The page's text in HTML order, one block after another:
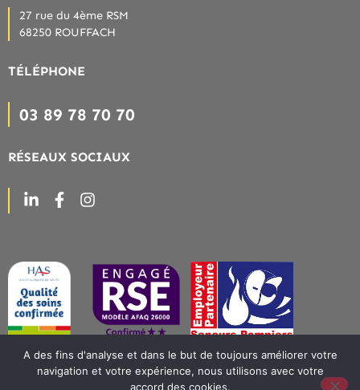
27 rue du 4ème RSM
68250 ROUFFACH
TÉLÉPHONE
03 89 78 70 70
RÉSEAUX SOCIAUX
A des fins d'analyse et dans le but de toujours améliorer votre
navigation et votre expérience, nous utilisons avec votre
accord des cookies.